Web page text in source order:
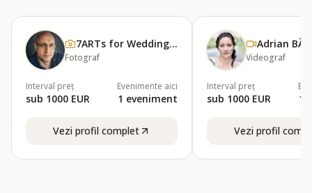
7ARTs for Wedding - Foto &amp; Video
Fotograf
Interval preț
sub 1000 EUR
Evenimente aici
1 eveniment
Vezi profil complet
Videograf
Interval preț
sub 1000 EUR 1
Vezi profil